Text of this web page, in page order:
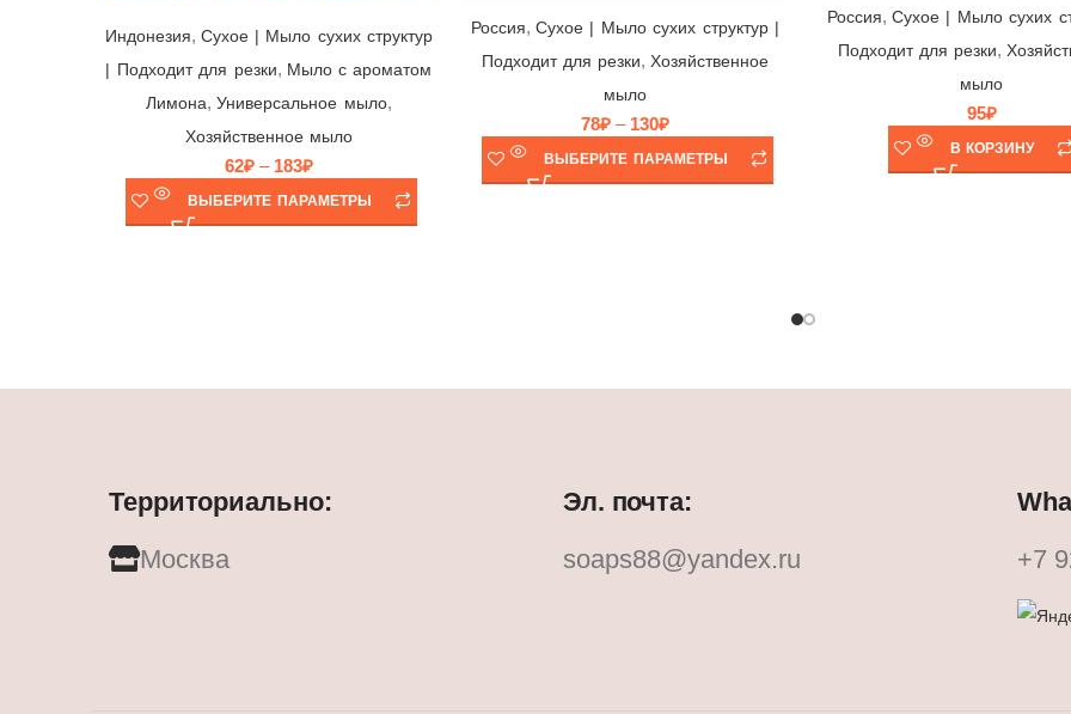
Индонезия, Cухое | Мыло сухих структур
| Подходит для резки, Мыло с ароматом
Лимона,Универсальное мыло,
Хозяйственное мыло
62₽ – 183₽
ВЫБЕРИТЕ ПАРАМЕТРЫ
Россия, Cухое | Мыло сухих структур |
Подходит для резки,Хозяйственное
мыло
78₽ – 130₽
ВЫБЕРИТЕ ПАРАМЕТРЫ
Россия, Cухое | Мыло сухих
Подходит для резки,
мыло
95₽
В КОРЗИНУ
Территориально:
Москва
Эл. почта:
soaps88@yandex.ru
+7